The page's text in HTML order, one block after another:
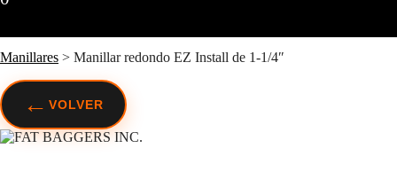
Manillares > Manillar redondo EZ Install de 1-1/4″
← VOLVER